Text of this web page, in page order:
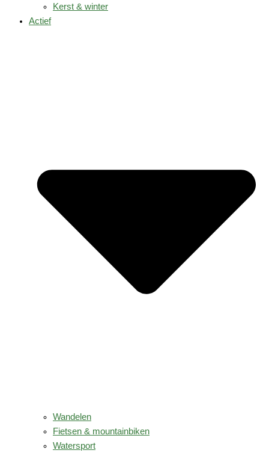
Kerst & winter
Actief
Wandelen
Fietsen & mountainbiken
Watersport